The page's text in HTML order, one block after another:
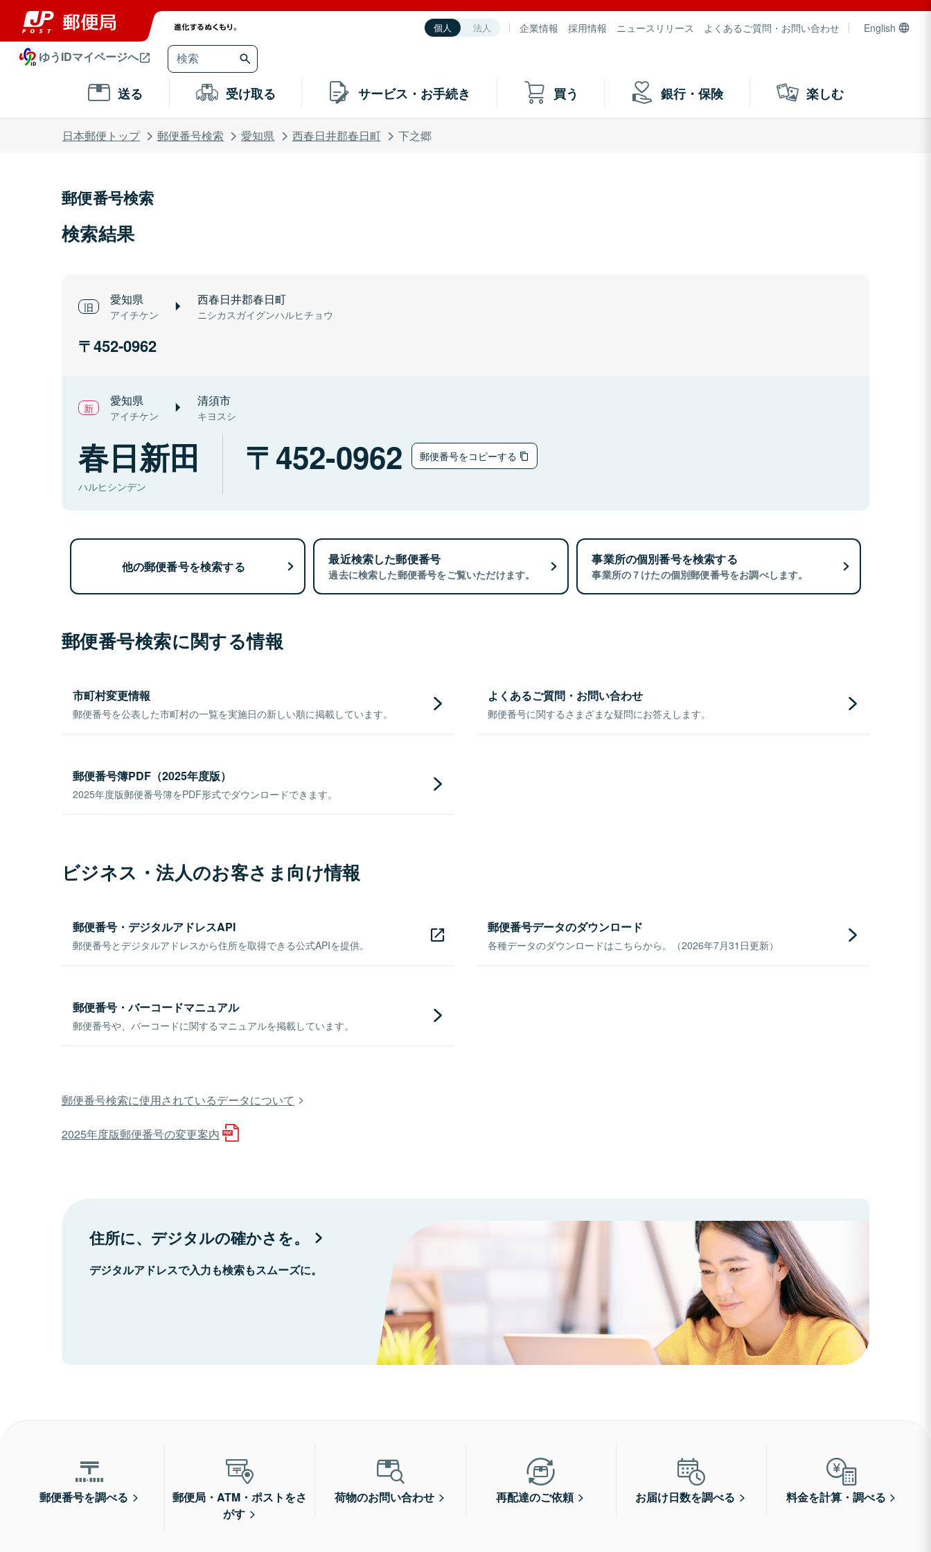
個人 法人 企業情報 採用情報 ニュースリリース よくあるご質問・お問い合わせ English
ゆうIDマイページへ
送る 受け取る サービス・お手続き 買う 銀行・保険 楽しむ
日本郵便トップ 郵便番号検索 愛知県 西春日井郡春日町 下之郷
郵便番号検索
検索結果
愛知県
アイチケン
西春日井郡春日町
ニシカスガイグンハルヒチョウ
452-0962
愛知県
アイチケン
清須市
キヨスシ
春日新田
ハルヒシンデン
452-0962 郵便番号をコピーする
他の郵便番号を検索する 最近検索した郵便番号
過去に検索した郵便番号をご覧いただけます。
事業所の個別番号を検索する
事業所の７けたの個別郵便番号をお調べします。
郵便番号検索に関する情報
市町村変更情報
郵便番号を公表した市町村の一覧を実施日の新しい順に掲載しています。
よくあるご質問・お問い合わせ
郵便番号に関するさまざまな疑問にお答えします。
郵便番号簿PDF（2025年度版）
2025年度版郵便番号簿をPDF形式でダウンロードできます。
ビジネス・法人のお客さま向け情報
郵便番号・デジタルアドレスAPI
郵便番号とデジタルアドレスから住所を取得できる公式APIを提供。
郵便番号データのダウンロード
各種データのダウンロードはこちらから。（2026年7月31日更新）
郵便番号・バーコードマニュアル
郵便番号や、バーコードに関するマニュアルを掲載しています。
郵便番号検索に使用されているデータについて
2025年度版郵便番号の変更案内
住所に、デジタルの確かさを。
デジタルアドレスで入力も検索もスムーズに。
郵便番号を調べる
郵便局・ATM・ポストをさ
がす
荷物のお問い合わせ 再配達のご依頼 お届け日数を調べる 料金を計算・調べる